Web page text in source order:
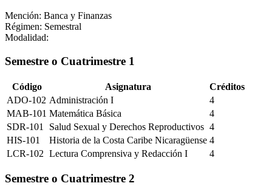
Mención: Banca y Finanzas
Régimen: Semestral
Modalidad:
Semestre o Cuatrimestre 1
Código Asignatura
Créditos
ADO-102 Administración I
4
MAB-101 Matemática Básica
4
SDR-101
Salud Sexual y Derechos Reproductivos 4
HIS-101
Historia de la Costa Caribe Nicaragüense 4
LCR-102 Lectura Comprensiva y Redacción I 4
Semestre o Cuatrimestre 2